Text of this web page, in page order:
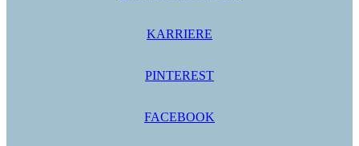
KARRIERE
PINTEREST
FACEBOOK